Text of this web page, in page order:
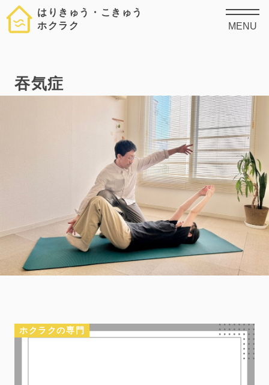
はりきゅう・こきゅう
ホクラク
MENU
吞気症
ホクラクの専門